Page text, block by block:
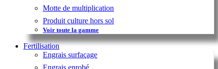
Motte de multiplication
Produit culture hors sol
Voir toute la gamme
Fertilisation
Engrais surfaçage
Engrais enrobé